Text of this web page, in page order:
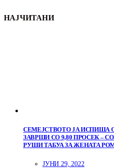
НАЈЧИТАНИ
СЕМЕЈСТВОТО ЈА ИСПИША
ЗАВРШИ СО 9,80 ПРОСЕК –
РУШИ ТАБУА ЗА ЖЕНАТА
ЈУНИ 29, 2022